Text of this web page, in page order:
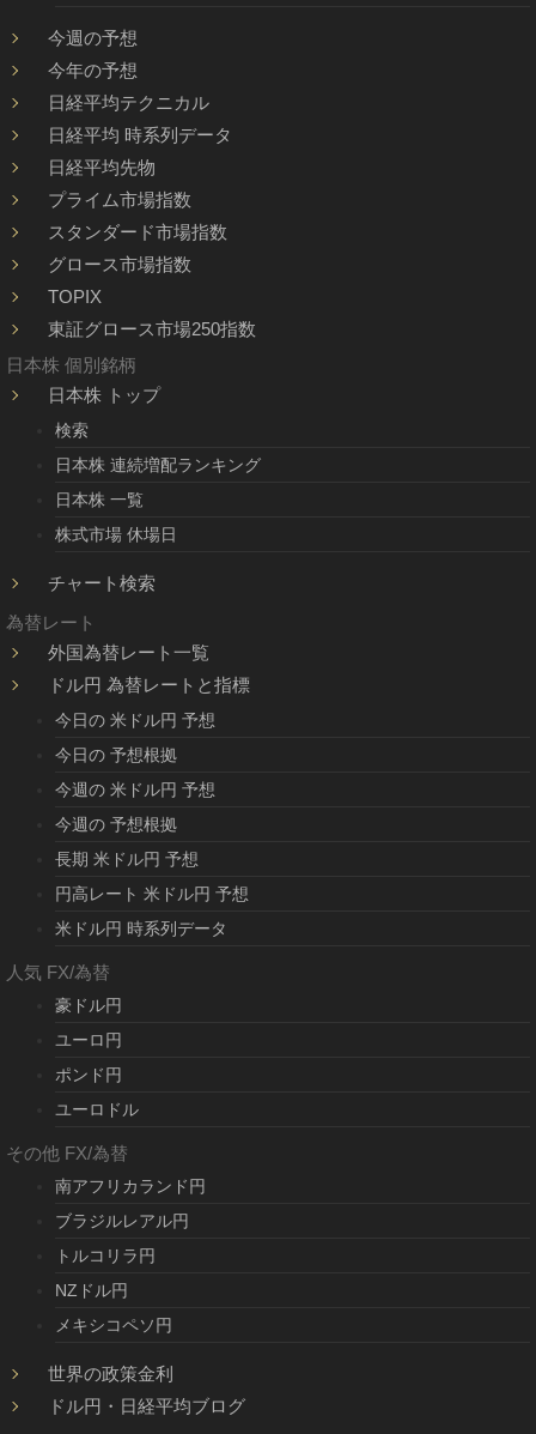
今週の予想
今年の予想
日経平均テクニカル
日経平均 時系列データ
日経平均先物
プライム市場指数
スタンダード市場指数
グロース市場指数
TOPIX
東証グロース市場250指数
日本株 個別銘柄
日本株 トップ
検索
日本株 連続増配ランキング
日本株 一覧
株式市場 休場日
チャート検索
為替レート
外国為替レート一覧
ドル円 為替レートと指標
今日の 米ドル円 予想
今日の 予想根拠
今週の 米ドル円 予想
今週の 予想根拠
長期 米ドル円 予想
円高レート 米ドル円 予想
米ドル円 時系列データ
人気 FX/為替
豪ドル円
ユーロ円
ポンド円
ユーロドル
その他 FX/為替
南アフリカランド円
ブラジルレアル円
トルコリラ円
NZドル円
メキシコペソ円
世界の政策金利
ドル円・日経平均ブログ